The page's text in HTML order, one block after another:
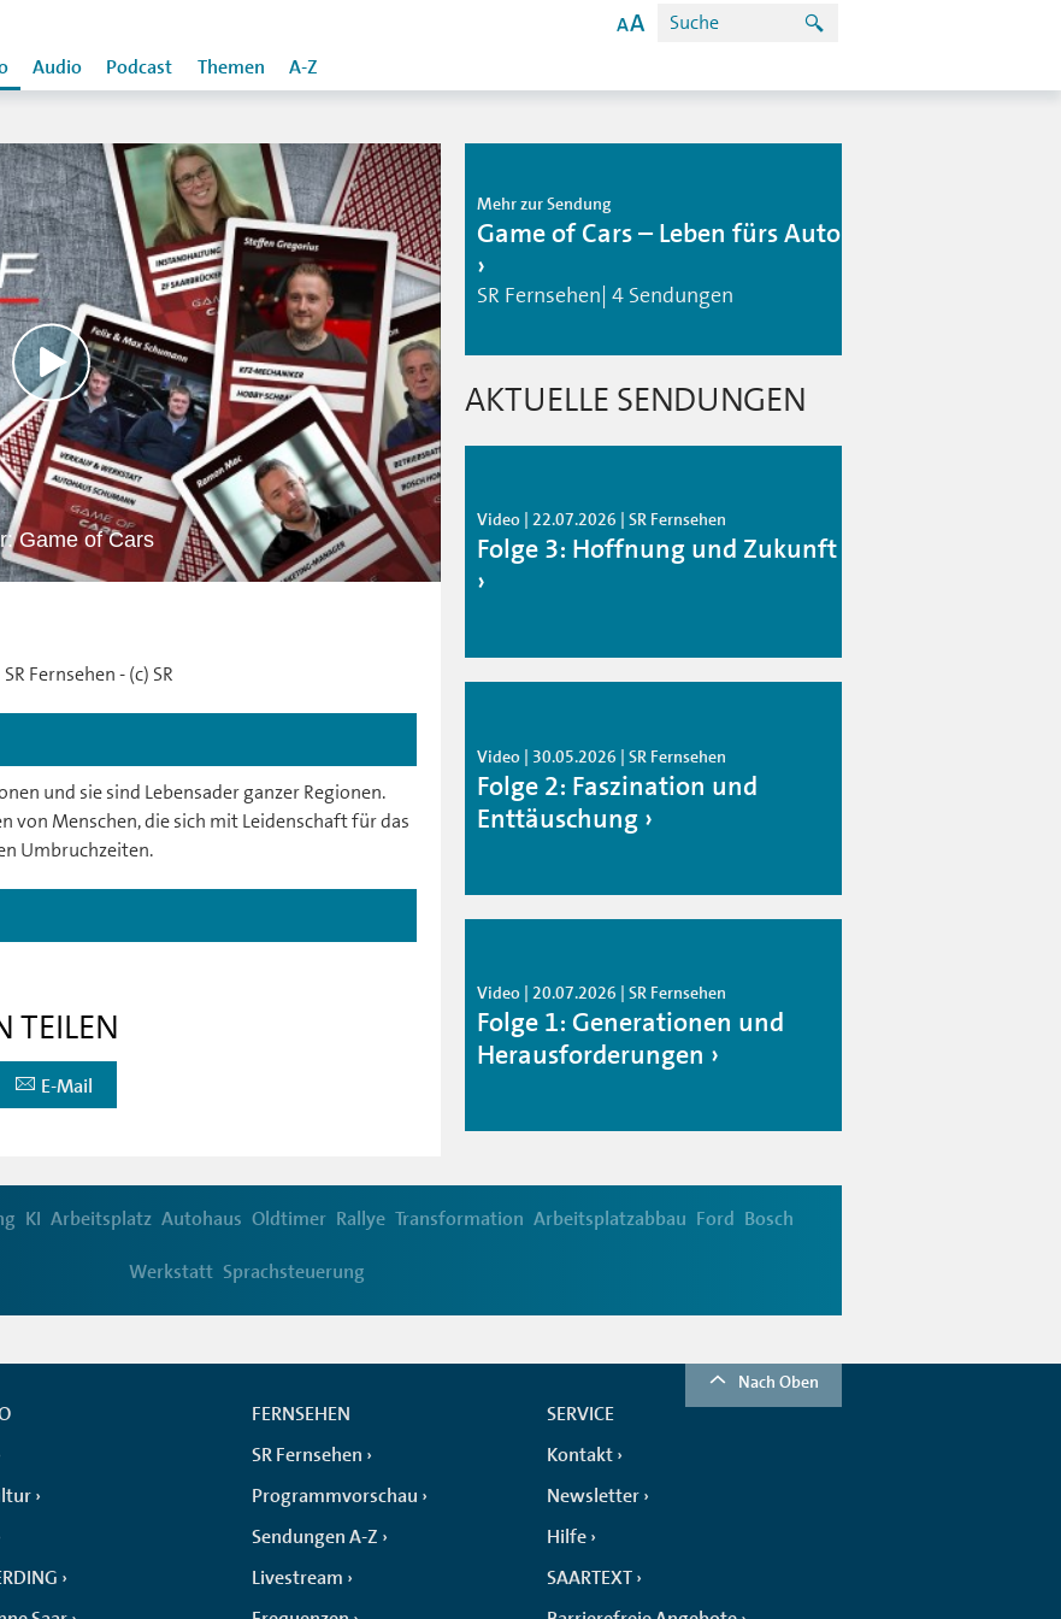
Audio Podcast Themen A-Z
Game of Cars
Fernsehen - (c) SR
und sie sind Lebensader ganzer Regionen.
von Menschen, die sich mit Leidenschaft für das
Umbruchzeiten.
TEILEN
E-Mail
Mehr zur Sendung
Game of Cars – Leben fürs Auto
SR Fernsehen| 4 Sendungen
AKTUELLE SENDUNGEN
Video | 22.07.2026 | SR Fernsehen
Folge 3: Hoffnung und Zukunft
Video | 30.05.2026 | SR Fernsehen
Folge 2: Faszination und
Enttäuschung
Video | 20.07.2026 | SR Fernsehen
Folge 1: Generationen und
Herausforderungen
KI Arbeitsplatz Autohaus Oldtimer Rallye Transformation Arbeitsplatzabbau Ford Bosch
Werkstatt Sprachsteuerung
Nach Oben
FERNSEHEN
SR Fernsehen
Programmvorschau
Sendungen A-Z
Livestream
SERVICE
Kontakt
Newsletter
Hilfe
SAARTEXT